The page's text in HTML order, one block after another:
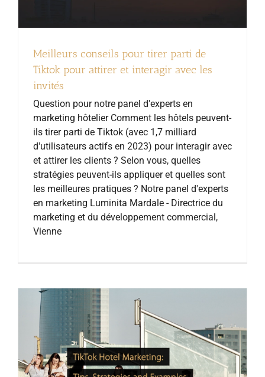
Meilleurs conseils pour tirer parti de
Tiktok pour attirer et interagir avec les
invités
Question pour notre panel d'experts en
marketing hôtelier Comment les hôtels peuvent-
ils tirer parti de Tiktok (avec 1,7 milliard
d'utilisateurs actifs en 2023) pour interagir avec
et attirer les clients ? Selon vous, quelles
stratégies peuvent-ils appliquer et quelles sont
les meilleures pratiques ? Notre panel d'experts
en marketing Luminita Mardale - Directrice du
marketing et du développement commercial,
Vienne